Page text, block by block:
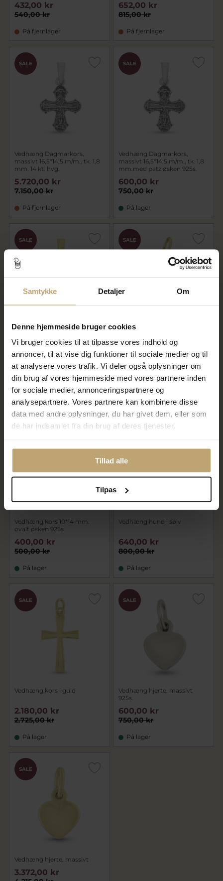
Samtykke Detaljer Om
Denne hjemmeside bruger cookies
Vi bruger cookies til at tilpasse vores indhold og
annoncer, til at vise dig funktioner til sociale medier og til
at analysere vores trafik. Vi deler også oplysninger om
din brug af vores hjemmeside med vores partnere inden
for sociale medier, annonceringspartnere og
analysepartnere. Vores partnere kan kombinere disse
data med andre oplysninger, du har givet dem, eller som
de har indsamlet fra din brug af deres tjenester.
Tillad alle
Tilpas
540,00 kr
432,00 kr
På fjernlager
815,00 kr
652,00 kr
På fjernlager
SALE
Vedhæng Dagmarkors,
massivt 16,5*14,5 m/m., tk. 1,8
mm. 14 kt. hvg.
7.150,00 kr
5.720,00 kr
På fjernlager
SALE
Vedhæng Dagmarkors,
massivt 16,5*14,5 m/m., tk. 1,8
mm.med patz øsken 925s.
750,00 kr
600,00 kr
På lager
SALE
Vedhæng Dagmarkors,
massivt 16,5*14,5 m/m., tk. 1,8
mm.med patz øsken 925s.
forgyldt (forgyldning vil blive
slidt af ved brug !)
890,00 kr
712,00 kr
På fjernlager
SALE
Vedhæng kors 10*14 m/m.
1.490,00 kr
1.192,00 kr
På fjernlager
Vedhæng kors 10*14 mm.
ovalt øsken 925s
500,00 kr
400,00 kr
På lager
Vedhæng hund i sølv
800,00 kr
640,00 kr
På lager
SALE
Vedhæng kors i guld
2.725,00 kr
2.180,00 kr
På lager
SALE
Vedhæng hjerte, massivt
925s.
750,00 kr
600,00 kr
På lager
SALE
Vedhæng hjerte, massivt
3.372,00 kr